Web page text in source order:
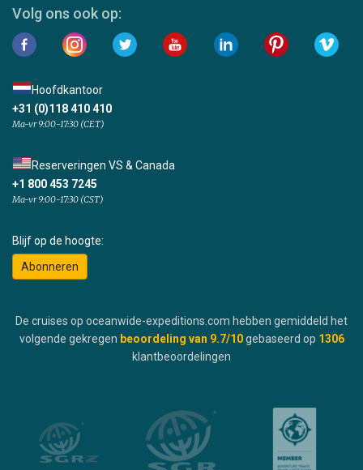
Volg ons ook op:
Hoofdkantoor
+31 (0)118 410 410
Ma-vr 9:00-17:30 (CET)
Reserveringen VS & Canada
+1 800 453 7245
Ma-vr 9:00-17:30 (CST)
Blijf op de hoogte:
Abonneren
De cruises op oceanwide-expeditions.com hebben gemiddeld het
volgende gekregen beoordeling van 9.7/10 gebaseerd op 1306
klantbeoordelingen